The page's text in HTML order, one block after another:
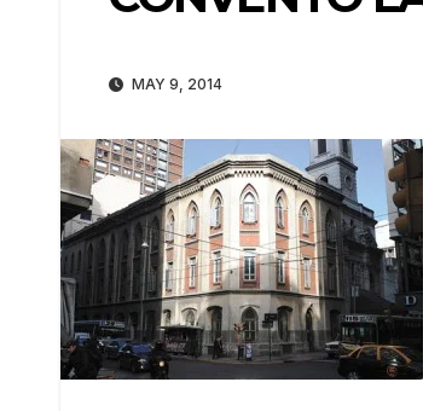
MAY 9, 2014